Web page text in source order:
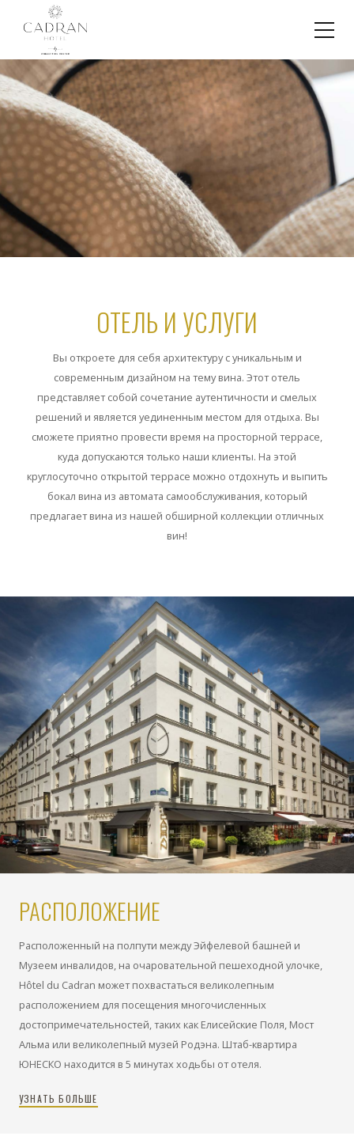
ОТЕЛЬ И УСЛУГИ
Вы откроете для себя архитектуру с уникальным и
современным дизайном на тему вина. Этот отель
представляет собой сочетание аутентичности и смелых
решений и является уединенным местом для отдыха. Вы
сможете приятно провести время на просторной террасе,
куда допускаются только наши клиенты. На этой
круглосуточно открытой террасе можно отдохнуть и выпить
бокал вина из автомата самообслуживания, который
предлагает вина из нашей обширной коллекции отличных
вин!
РАСПОЛОЖЕНИЕ
Расположенный на полпути между Эйфелевой башней и
Музеем инвалидов, на очаровательной пешеходной улочке,
Hôtel du Cadran может похвастаться великолепным
расположением для посещения многочисленных
достопримечательностей, таких как Елисейские Поля, Мост
Альма или великолепный музей Родэна. Штаб-квартира
ЮНЕСКО находится в 5 минутах ходьбы от отеля.
УЗНАТЬ БОЛЬШЕ